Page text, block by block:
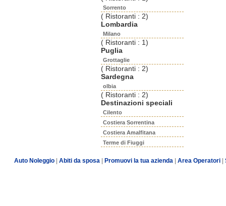
Sorrento
( Ristoranti : 2)
Lombardia
Milano
( Ristoranti : 1)
Puglia
Grottaglie
( Ristoranti : 2)
Sardegna
olbia
( Ristoranti : 2)
Destinazioni speciali
Cilento
Costiera Sorrentina
Costiera Amalfitana
Terme di Fiuggi
Auto Noleggio Abiti da sposa Promuovi la tua azienda Area Operatori